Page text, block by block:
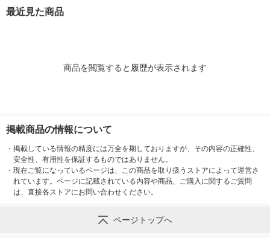
最近見た商品
商品を閲覧すると履歴が表示されます
掲載商品の情報について
・ 掲載している情報の精度には万全を期しておりますが、その内容の正確性、
安全性、有用性を保証するものではありません。
・ 現在ご覧になっているページは、この商品を取り扱うストアによって運営さ
れています。ページに記載されている内容や商品、ご購入に関するご質問
は、直接各ストアにお問い合わせください。
ページトップへ